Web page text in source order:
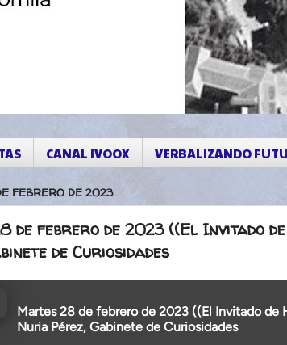
CANAL IVOOX VERBALIZANDO
FEBRERO DE 2023
de febrero de 2023 ((El Invitado
de Curiosidades